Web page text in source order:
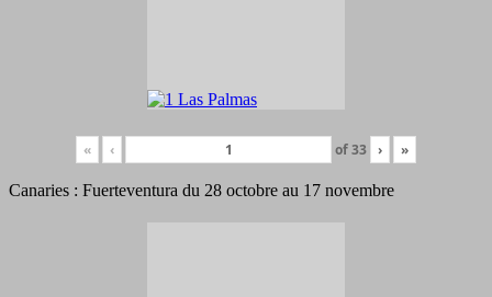
« ‹ of33 › »
Canaries : Fuerteventura du 28 octobre au 17 novembre